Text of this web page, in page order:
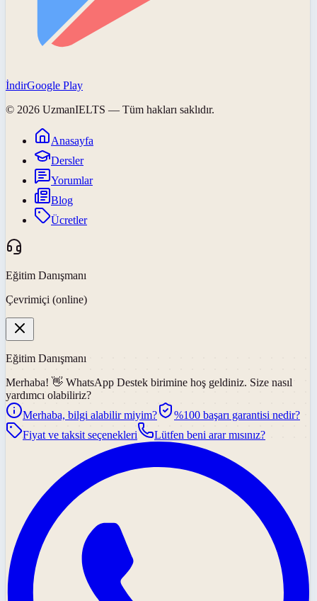
İndirGoogle Play
© 2026 UzmanIELTS — Tüm hakları saklıdır.
Anasayfa
Dersler
Yorumlar
Blog
Ücretler
Eğitim Danışmanı
Çevrimiçi (online)
Eğitim Danışmanı
Merhaba! 👋 WhatsApp Destek birimine hoş geldiniz. Size nasıl
yardımcı olabiliriz?
Merhaba, bilgi alabilir miyim?
%100 başarı garantisi nedir?
Fiyat ve taksit seçenekleri
Lütfen beni arar mısınız?